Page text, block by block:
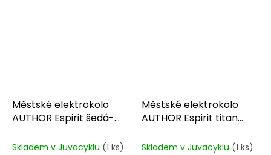
Městské elektrokolo
AUTHOR Espirit šedá-
Skladem v Juvacyklu (1 ks)
Městské elektrokolo
AUTHOR Espirit titan
Skladem v Juvacyklu (1 ks)